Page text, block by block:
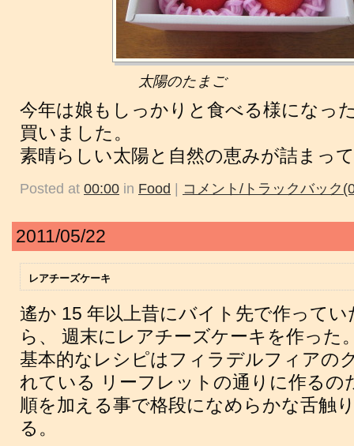
太陽のたまご
今年は娘もしっかりと食べる様になっ
買いました。
素晴らしい太陽と自然の恵みが詰まっ
Posted at 00:00 in Food コメント/トラックバック
2011/05/22
レアチーズケーキ
遙か 15 年以上昔にバイト先で作って
ら、 週末にレアチーズケーキを作った
基本的なレシピはフィラデルフィアの
れている リーフレットの通りに作るの
順を加える事で格段になめらかな舌触
る。